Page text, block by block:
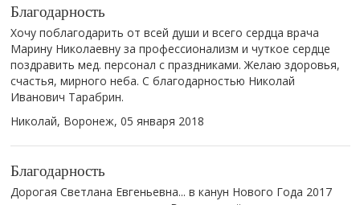
Благодарность
Хочу поблагодарить от всей души и всего сердца врача
Марину Николаевну за профессионализм и чуткое сердце
поздравить мед. персонал с праздниками. Желаю здоровья,
счастья, мирного неба. С благодарностью Николай
Иванович Тарабрин.
Николай, Воронеж, 05 января 2018
Благодарность
Дорогая Светлана Евгеньевна... в канун Нового Года 2017